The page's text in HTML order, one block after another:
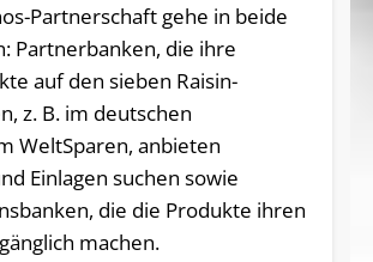
Partnerschaft gehe in beide
Partnerbanken, die ihre
auf den sieben Raisin-
z. B. im deutschen
WeltSparen, anbieten
Einlagen suchen sowie
die die Produkte ihren
machen.